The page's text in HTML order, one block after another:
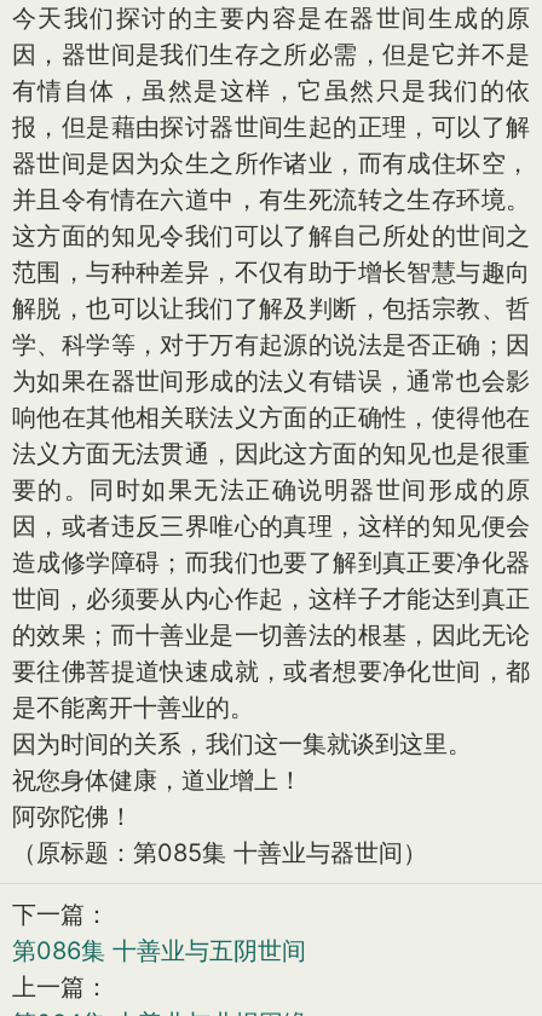
今天我们探讨的主要内容是在器世间生成的原
因，器世间是我们生存之所必需，但是它并不是
有情自体，虽然是这样，它虽然只是我们的依
报，但是藉由探讨器世间生起的正理，可以了解
器世间是因为众生之所作诸业，而有成住坏空，
并且令有情在六道中，有生死流转之生存环境。
这方面的知见令我们可以了解自己所处的世间之
范围，与种种差异，不仅有助于增长智慧与趣向
解脱，也可以让我们了解及判断，包括宗教、哲
学、科学等，对于万有起源的说法是否正确；因
为如果在器世间形成的法义有错误，通常也会影
响他在其他相关联法义方面的正确性，使得他在
法义方面无法贯通，因此这方面的知见也是很重
要的。同时如果无法正确说明器世间形成的原
因，或者违反三界唯心的真理，这样的知见便会
造成修学障碍；而我们也要了解到真正要净化器
世间，必须要从内心作起，这样子才能达到真正
的效果；而十善业是一切善法的根基，因此无论
要往佛菩提道快速成就，或者想要净化世间，都
是不能离开十善业的。
因为时间的关系，我们这一集就谈到这里。
祝您身体健康，道业增上！
阿弥陀佛！
（原标题：第085集 十善业与器世间）
下一篇：
第086集 十善业与五阴世间
上一篇：